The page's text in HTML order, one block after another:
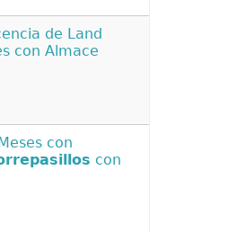
de Land
con Almace
con
con